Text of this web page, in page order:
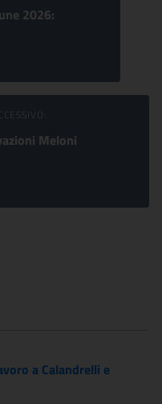
2026:
Meloni
a Calandrelli e